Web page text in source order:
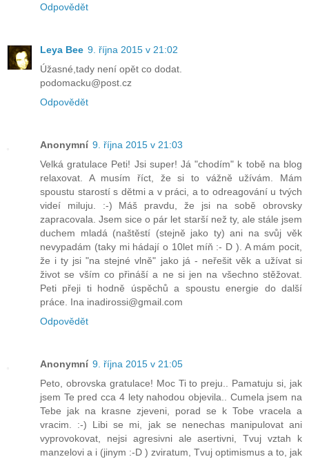
Odpovědět
Leya Bee 9. října 2015 v 21:02
Úžasné,tady není opět co dodat.
podomacku@post.cz
Odpovědět
Anonymní 9. října 2015 v 21:03
Velká gratulace Peti! Jsi super! Já "chodím" k tobě na blog
relaxovat. A musím říct, že si to vážně užívám. Mám
spoustu starostí s dětmi a v práci, a to odreagování u tvých
videí miluju. :-) Máš pravdu, že jsi na sobě obrovsky
zapracovala. Jsem sice o pár let starší než ty, ale stále jsem
duchem mladá (naštěstí (stejně jako ty) ani na svůj věk
nevypadám (taky mi hádají o 10let míň :- D ). A mám pocit,
že i ty jsi "na stejné vlně" jako já - neřešit věk a užívat si
život se vším co přináší a ne si jen na všechno stěžovat.
Peti přeji ti hodně úspěchů a spoustu energie do další
práce. Ina inadirossi@gmail.com
Odpovědět
Anonymní 9. října 2015 v 21:05
Peto, obrovska gratulace! Moc Ti to preju.. Pamatuju si, jak
jsem Te pred cca 4 lety nahodou objevila.. Cumela jsem na
Tebe jak na krasne zjeveni, porad se k Tobe vracela a
vracim. :-) Libi se mi, jak se nenechas manipulovat ani
vyprovokovat, nejsi agresivni ale asertivni, Tvuj vztah k
manzelovi a i (jinym :-D ) zviratum, Tvuj optimismus a to, jak